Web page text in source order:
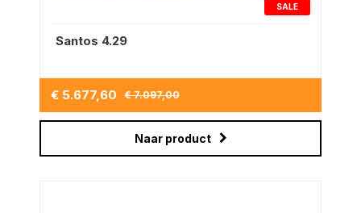
SALE
Santos 4.29
€ 5.677,60 € 7.097,00
Naar product